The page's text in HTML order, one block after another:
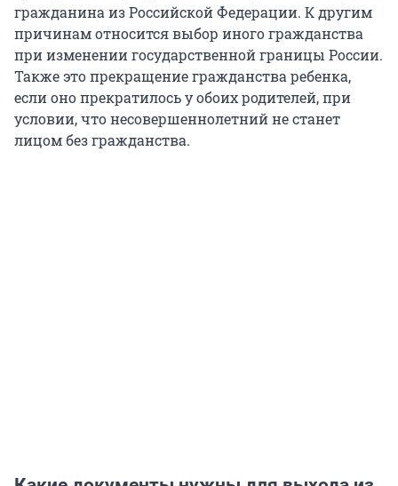
гражданина из Российской Федерации. К другим
причинам относится выбор иного гражданства
при изменении государственной границы России.
Также это прекращение гражданства ребенка,
если оно прекратилось у обоих родителей, при
условии, что несовершеннолетний не станет
лицом без гражданства.